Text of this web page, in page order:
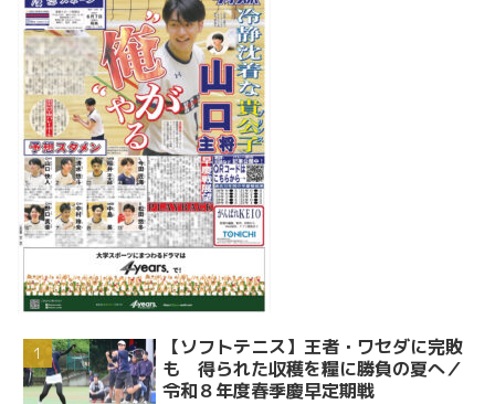
【ソフトテニス】王者・ワセダに完敗
も 得られた収穫を糧に勝負の夏へ／
令和８年度春季慶早定期戦